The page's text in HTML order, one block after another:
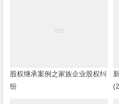
股权继承案例之家族企业股权纠
纷